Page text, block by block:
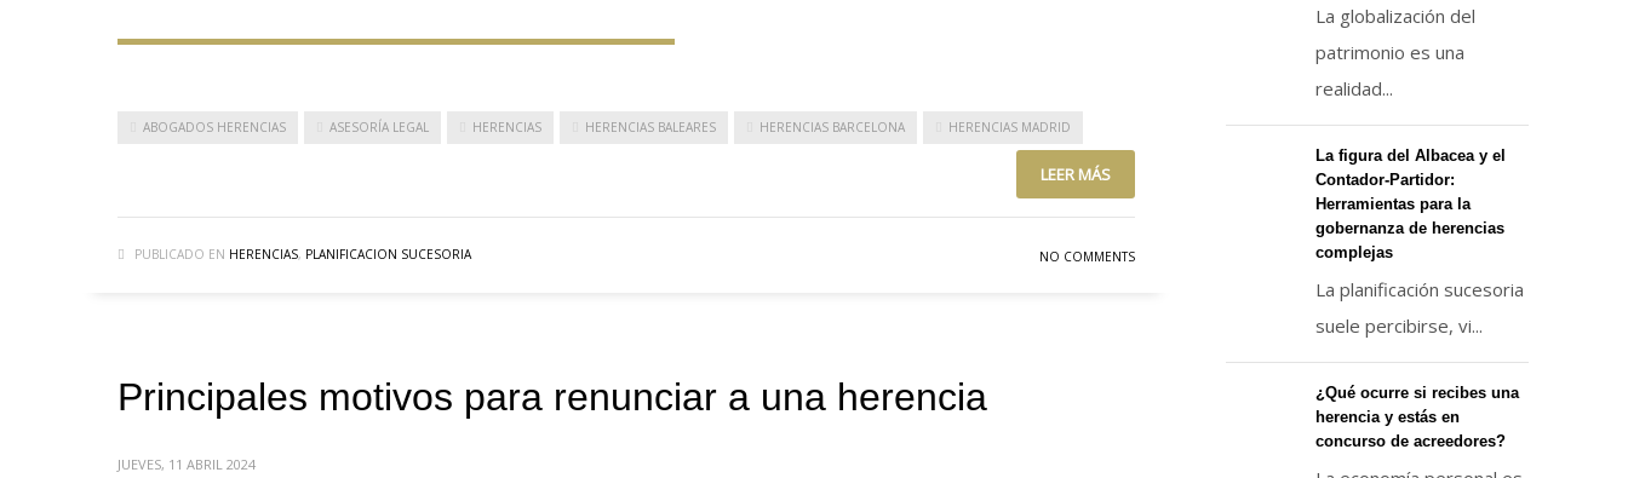
ABOGADOS HERENCIAS ASESORÍA LEGAL HERENCIAS HERENCIAS BALEARES HERENCIAS BARCELONA HERENCIAS MADRID
LEER MÁS
PUBLICADO EN HERENCIAS, PLANIFICACION SUCESORIA NO COMMENTS
Principales motivos para renunciar a una herencia
JUEVES, 11 ABRIL 2024
La globalización del
patrimonio es una
realidad...
La figura del Albacea y el
Contador-Partidor:
Herramientas para la
gobernanza de herencias
complejas
La planificación sucesoria
suele percibirse, vi...
¿Qué ocurre si recibes una
herencia y estás en
concurso de acreedores?